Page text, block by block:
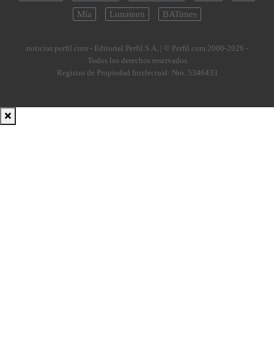
Mía
Lunateen BATimes
noticias.perfil.com - Editorial Perfil S.A. | © Perfil.com 2006-2026 -
Todos los derechos reservados
Registro de Propiedad Intelectual: Nro. 5346433